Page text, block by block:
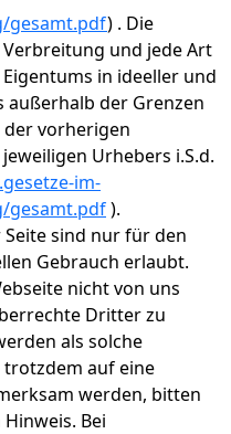
gesamt.pdf) . Die
und jede Art
in ideeller und
außerhalb der Grenzen
vorherigen
Urhebers i.S.d.
im-
gesamt.pdf).
sind nur für den
Gebrauch erlaubt.
nicht von uns
Dritter zu
als solche
trotzdem auf eine
werden, bitten
Bei